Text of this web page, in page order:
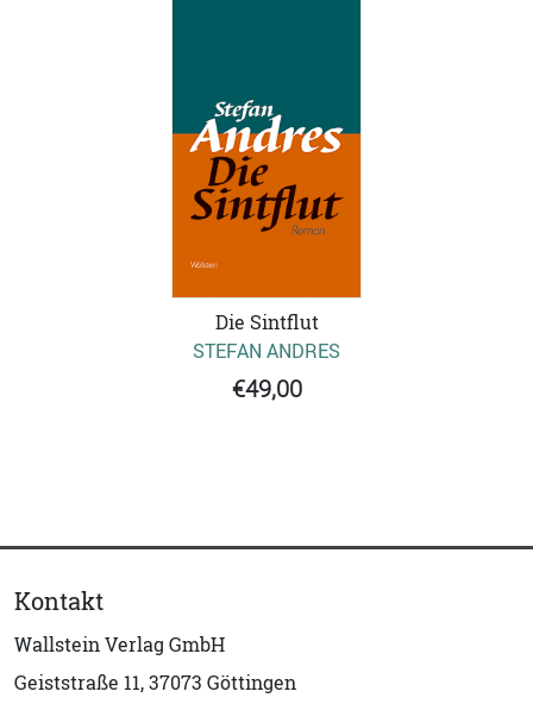
Die Sintflut
STEFAN ANDRES
€49,00
Kontakt
Wallstein Verlag GmbH
Geiststraße 11, 37073 Göttingen